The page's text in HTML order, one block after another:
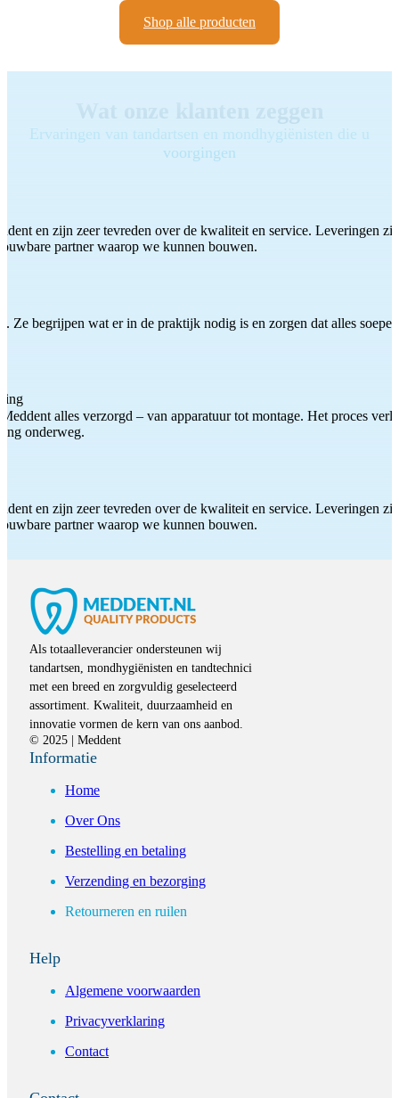
Shop alle producten
Ervaringen van tandartsen en mondhygiënisten die u
voorgingen
en zijn zeer tevreden over de kwaliteit en service. Leveringen
partner waarop we kunnen bouwen.
Ze begrijpen wat er in de praktijk nodig is en zorgen dat alles
alles verzorgd – van apparatuur tot montage. Het proces
onderweg.
en zijn zeer tevreden over de kwaliteit en service. Leveringen
partner waarop we kunnen bouwen.
Als totaalleverancier ondersteunen wij
tandartsen, mondhygiënisten en tandtechnici
met een breed en zorgvuldig geselecteerd
assortiment. Kwaliteit, duurzaamheid en
innovatie vormen de kern van ons aanbod.
© 2025 | Meddent
Informatie
Home
Over Ons
Bestelling en betaling
Verzending en bezorging
Retourneren en ruilen
Help
Algemene voorwaarden
Privacyverklaring
Contact